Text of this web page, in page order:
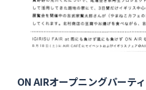
ON AIRオープニングパーテ